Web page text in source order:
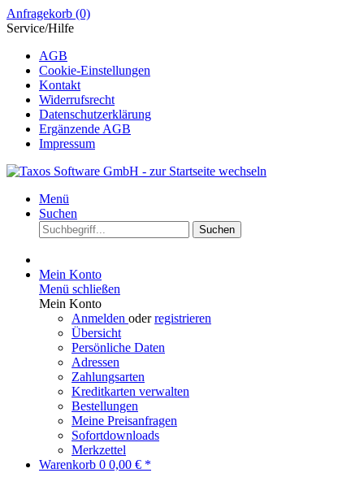
Anfragekorb (0)
Service/Hilfe
AGB
Cookie-Einstellungen
Kontakt
Widerrufsrecht
Datenschutzerklärung
Ergänzende AGB
Impressum
Menü
Suchen
Suchen
Mein Konto
Menü schließen
Mein Konto
Anmelden oderregistrieren
Übersicht
Persönliche Daten
Adressen
Zahlungsarten
Kreditkarten verwalten
Bestellungen
Meine Preisanfragen
Sofortdownloads
Merkzettel
Warenkorb 0 0,00 € *